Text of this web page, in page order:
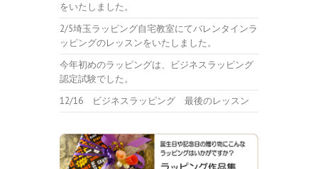
をいたしました。
2/5埼玉ラッピング自宅教室にてバレンタインラ
ッピングのレッスンをいたしました。
今年初めのラッピングは、ビジネスラッピング
認定試験でした。
12/16 ビジネスラッピング 最後のレッスン